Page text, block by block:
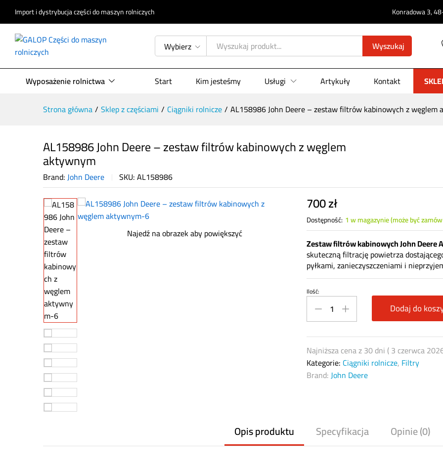
Import i dystrybucja części do maszyn rolniczych Konradowa 3,
Wybierz Wyszukaj
Wyposażenie rolnictwa Start Kim jesteśmy Usługi Artykuły Kontakt
Strona główna/ Sklep z częściami / Ciągniki rolnicze/ AL158986 John Deere – zestaw filtrów kabinowych z węglem
AL158986 John Deere – zestaw filtrów kabinowych z węglem
aktywnym
Brand:John Deere SKU:AL158986
Najedź na obrazek aby powiększyć
700zł
Dostępność: 1 w magazynie (może być
Zestaw filtrów kabinowych John Deere
skuteczną filtrację powietrza
pyłkami, zanieczyszczeniami i
AL158986
John
Deere
filtrów
kabinowych
z
Ilość:
Dodaj do
Najniższa cena z 30 dni (3 czerwca
Kategorie: Ciągniki rolnicze, Filtry
Brand:John Deere
Opis produktu Specyfikacja Opinie (0)
AL158986 John Deere – zestaw filtrów kabinowych z węglem aktywnym
Opis produktu Specyfikacja Opinie (0)